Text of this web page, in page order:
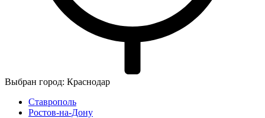
Выбран город: Краснодар
Ставрополь
Ростов-на-Дону